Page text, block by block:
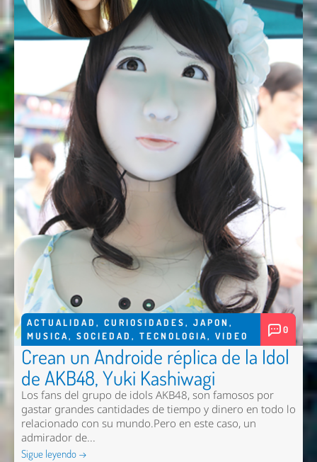
ACTUALIDAD , CURIOSIDADES, JAPON ,
MUSICA, SOCIEDAD , TECNOLOGIA, VIDEO
0
Crean un Androide réplica de la Idol
de AKB48, Yuki Kashiwagi
Los fans del grupo de idols AKB48, son famosos por
gastar grandes cantidades de tiempo y dinero en todo lo
relacionado con su mundo.Pero en este caso, un
admirador de...
Sigue leyendo →